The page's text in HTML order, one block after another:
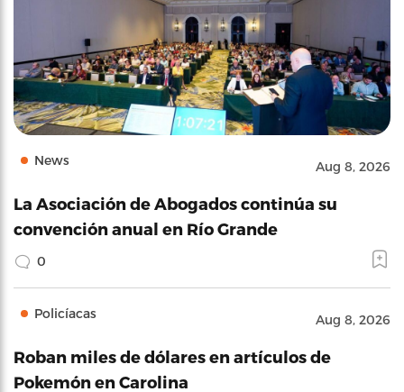
News Aug 8, 2026
La Asociación de Abogados continúa su
convención anual en Río Grande
0
Policíacas Aug 8, 2026
Roban miles de dólares en artículos de
Pokemón en Carolina